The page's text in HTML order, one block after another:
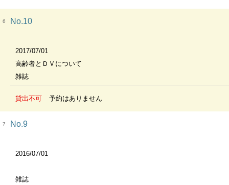
6 No.10
2017/07/01
高齢者とＤＶについて
雑誌
貸出不可 予約はありません
7 No.9
2016/07/01
雑誌